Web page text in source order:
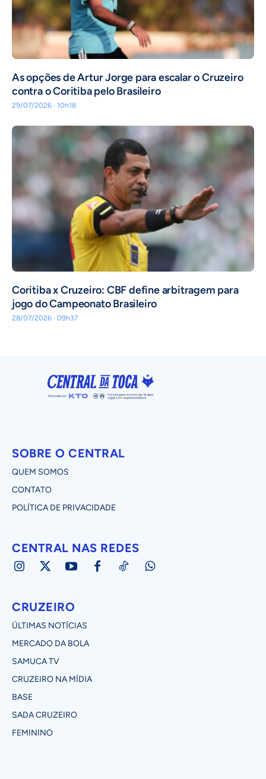
As opções de Artur Jorge para escalar o Cruzeiro
contra o Coritiba pelo Brasileiro
29/07/2026 · 10h18
Coritiba x Cruzeiro: CBF define arbitragem para
jogo do Campeonato Brasileiro
28/07/2026 · 09h37
SOBRE O CENTRAL
QUEM SOMOS
CONTATO
POLÍTICA DE PRIVACIDADE
CENTRAL NAS REDES
CRUZEIRO
ÚLTIMAS NOTÍCIAS
MERCADO DA BOLA
SAMUCA TV
CRUZEIRO NA MÍDIA
BASE
SADA CRUZEIRO
FEMININO